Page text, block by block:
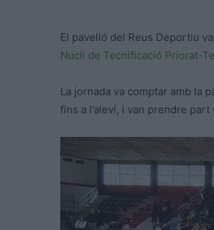
El pavelló del Reus Deportiu
Nucli de Tecnificació Priorat-
La jornada va comptar amb la
fins a l’aleví, i van prendre